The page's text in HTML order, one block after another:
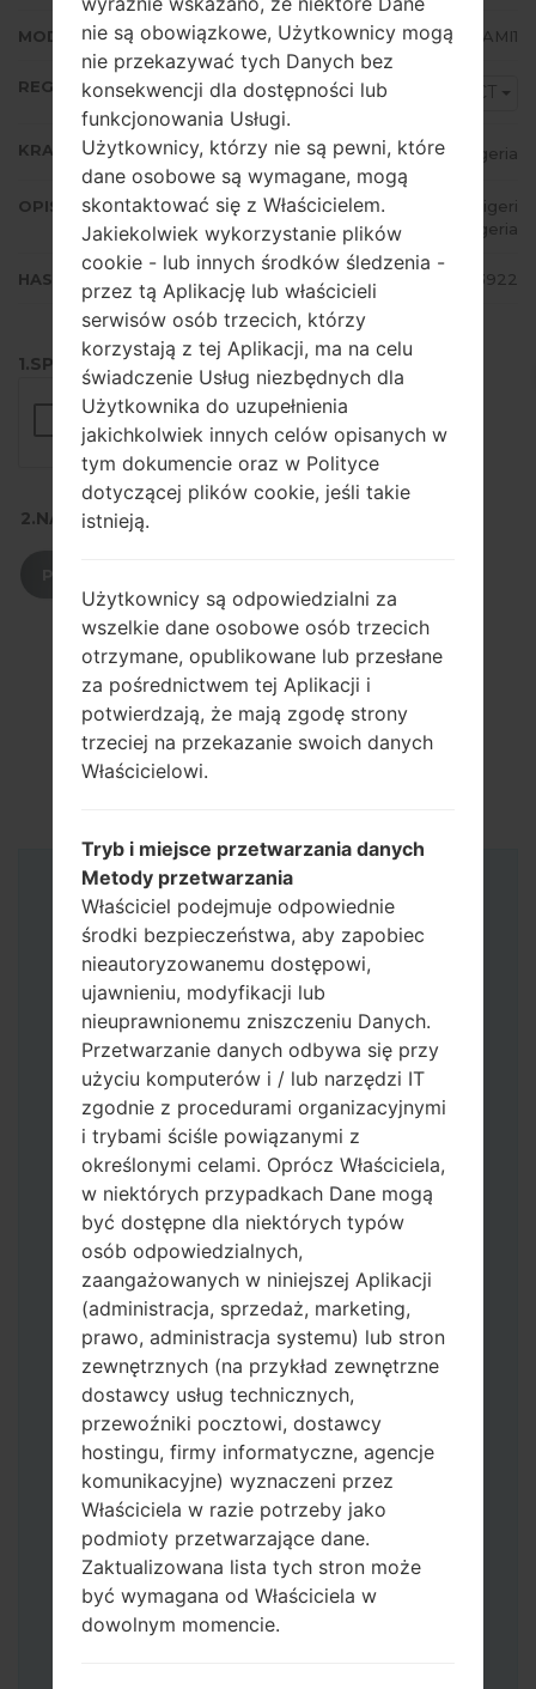
MODEM/CP WERSJA S6790XXAMI1
REGION ECT
KRAJ Nigeria
OPIS
MTN Nigeria, Glo Mobile, Zain Nigeri
a, Etisalat Nigeria
HASH 05cf538f6888d636899f0c555a083922
1.SPRAWDŹ RECAPTCHA
2.NACIŚNIJ, ABY POBRAĆ
Instrukcje
Pobierz na swój komputer najnowszą
wersjęOdin 3.
Następnie wyodrębnij plik
oprogramowania układowego.
Powinieneś otrzymać 1 plik (jeśli 1 plik
wybierz tutaj) lub 5 plików (jeśli 5 plików
wybierz tutaj):
AP: "System & Recovery"
CP: "Modem & Radio"
CSC_***: "Country & Region & Operator"
HOME_CSC_***: "Country & Region &
Operator"
Dodaj wszystkie pliki w Odin 3.
nie są obowiązkowe, Użytkownicy mogą
nie przekazywać tych Danych bez
konsekwencji dla dostępności lub
funkcjonowania Usługi.
Użytkownicy, którzy nie są pewni, które
dane osobowe są wymagane, mogą
skontaktować się z Właścicielem.
Jakiekolwiek wykorzystanie plików
cookie - lub innych środków śledzenia -
przez tą Aplikację lub właścicieli
serwisów osób trzecich, którzy
korzystają z tej Aplikacji, ma na celu
świadczenie Usług niezbędnych dla
Użytkownika do uzupełnienia
jakichkolwiek innych celów opisanych w
tym dokumencie oraz w Polityce
dotyczącej plików cookie, jeśli takie
istnieją.
Użytkownicy są odpowiedzialni za
wszelkie dane osobowe osób trzecich
otrzymane, opublikowane lub przesłane
za pośrednictwem tej Aplikacji i
potwierdzają, że mają zgodę strony
trzeciej na przekazanie swoich danych
Właścicielowi.
Tryb i miejsce przetwarzania danych
Metody przetwarzania
Właściciel podejmuje odpowiednie
środki bezpieczeństwa, aby zapobiec
nieautoryzowanemu dostępowi,
ujawnieniu, modyfikacji lub
nieuprawnionemu zniszczeniu Danych.
Przetwarzanie danych odbywa się przy
użyciu komputerów i / lub narzędzi IT
zgodnie z procedurami organizacyjnymi
i trybami ściśle powiązanymi z
określonymi celami. Oprócz Właściciela,
w niektórych przypadkach Dane mogą
być dostępne dla niektórych typów
osób odpowiedzialnych,
zaangażowanych w niniejszej Aplikacji
(administracja, sprzedaż, marketing,
prawo, administracja systemu) lub stron
zewnętrznych (na przykład zewnętrzne
dostawcy usług technicznych,
przewoźniki pocztowi, dostawcy
hostingu, firmy informatyczne, agencje
komunikacyjne) wyznaczeni przez
Właściciela w razie potrzeby jako
podmioty przetwarzające dane.
Zaktualizowana lista tych stron może
być wymagana od Właściciela w
dowolnym momencie.